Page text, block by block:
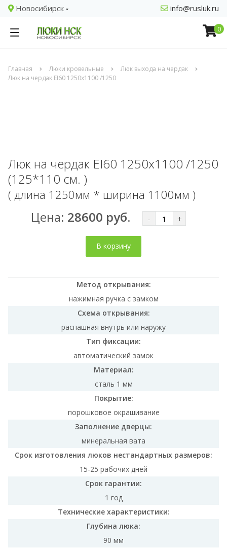
Новосибирск info@rusluk.ru
0
Главная Люки кровельные
Люк выхода на чердак
Люк на чердак EI60 1250x1100 /1250
Люк на чердак EI60 1250x1100 /1250
(125*110 см. )
( длина 1250мм * ширина 1100мм )
Цена: 28600 руб. - +
В корзину
Метод открывания:
нажимная ручка с замком
Схема открывания:
распашная внутрь или наружу
Тип фиксации:
автоматический замок
Материал:
сталь 1 мм
Покрытие:
порошковое окрашивание
Заполнение дверцы:
минеральная вата
Срок изготовления люков нестандартных размеров:
15-25 рабочих дней
Срок гарантии:
1 год
Технические характеристики:
Глубина люка:
90 мм